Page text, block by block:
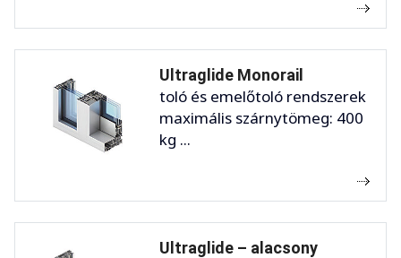
Ultraglide Monorail
toló és emelőtoló rendszerek
maximális szárnytömeg: 400
kg ...
Ultraglide – alacsony